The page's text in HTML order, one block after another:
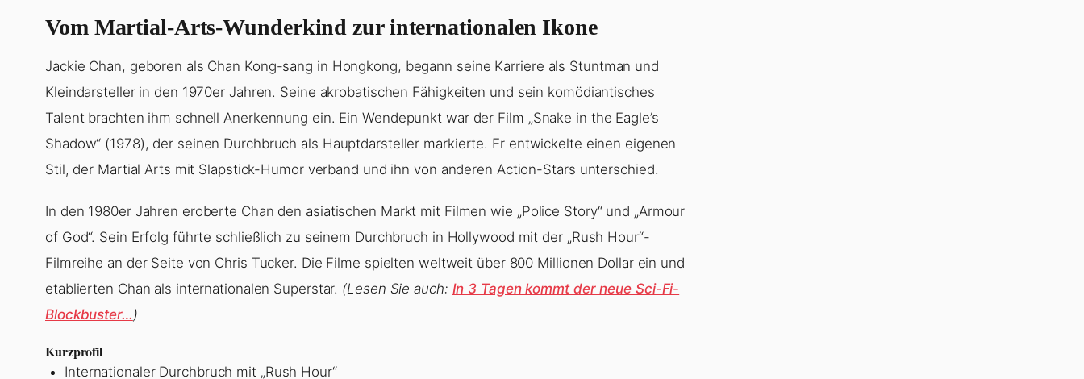
Vom Martial-Arts-Wunderkind zur internationalen Ikone
Jackie Chan, geboren als Chan Kong-sang in Hongkong, begann seine Karriere als Stuntman und
Kleindarsteller in den 1970er Jahren. Seine akrobatischen Fähigkeiten und sein komödiantisches
Talent brachten ihm schnell Anerkennung ein. Ein Wendepunkt war der Film „Snake in the Eagle’s
Shadow“ (1978), der seinen Durchbruch als Hauptdarsteller markierte. Er entwickelte einen eigenen
Stil, der Martial Arts mit Slapstick-Humor verband und ihn von anderen Action-Stars unterschied.
In den 1980er Jahren eroberte Chan den asiatischen Markt mit Filmen wie „Police Story“ und „Armour
of God“. Sein Erfolg führte schließlich zu seinem Durchbruch in Hollywood mit der „Rush Hour“-
Filmreihe an der Seite von Chris Tucker. Die Filme spielten weltweit über 800 Millionen Dollar ein und
etablierten Chan als internationalen Superstar. (Lesen Sie auch: In 3 Tagen kommt der neue Sci-Fi-
Blockbuster… )
Kurzprofil
Internationaler Durchbruch mit „Rush Hour“